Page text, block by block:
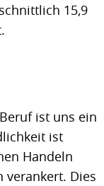
15,9
ist uns ein
ist
Handeln
verankert. Dies